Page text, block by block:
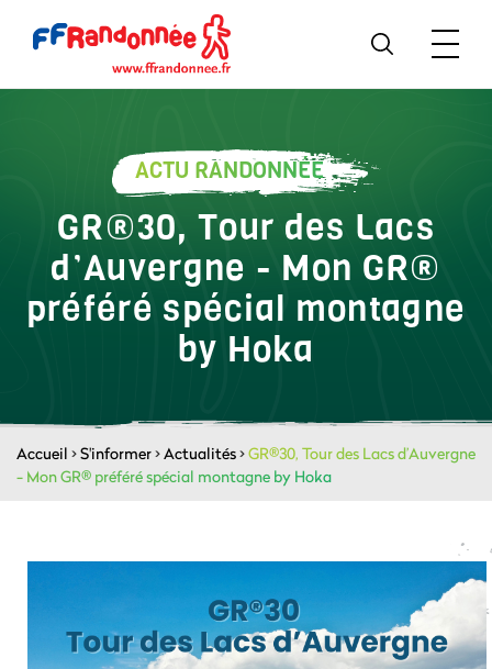
ACTU RANDONNÉE
GR®30, Tour des Lacs
d’Auvergne - Mon GR®
préféré spécial montagne
by Hoka
Accueil >S'informer>Actualités>GR®30, Tour des Lacs d’Auvergne
- Mon GR® préféré spécial montagne by Hoka